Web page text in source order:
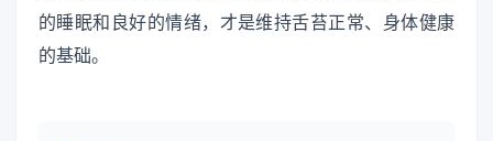
的睡眠和良好的情绪，才是维持舌苔正常、身体健康
的基础。